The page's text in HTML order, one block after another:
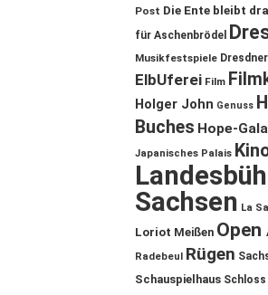
Post Die Ente bleibt
für Aschenbrödel
Musikfestspiele
ElbUferei Film
Holger John Genuss
Buches Hope-Gala
Japanisches Palais
Sachsen La
Loriot Meißen Open
Radebeul Rügen
Schauspielhaus